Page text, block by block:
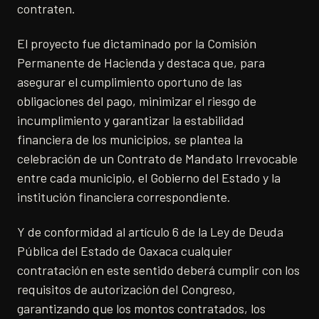
contraten.
El proyecto fue dictaminado por la Comisión
Permanente de Hacienda y destaca que, para
asegurar el cumplimiento oportuno de las
obligaciones del pago, minimizar el riesgo de
incumplimiento y garantizar la estabilidad
financiera de los municipios, se plantea la
celebración de un Contrato de Mandato Irrevocable
entre cada municipio, el Gobierno del Estado y la
institución financiera correspondiente.
Y de conformidad al artículo 6 de la Ley de Deuda
Pública del Estado de Oaxaca cualquier
contratación en este sentido deberá cumplir con los
requisitos de autorización del Congreso,
garantizando que los montos contratados, los